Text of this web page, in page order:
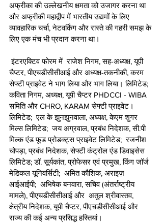
अफ्रीका की उल्लेखनीय क्षमता को उजागर करना था
और अफ्रीकी महाद्वीप में भारतीय उद्यमों के लिए
व्यावहारिक चर्चा, नेटवर्किंग और रास्ते की गहरी समझ के
लिए एक मंच भी प्रदान करना था।
इंटरएक्टिव फोरम में  राजेश निगम, सह-अध्यक्ष, यूपी
चैप्टर, पीएचडीसीसीआई और अध्यक्ष-तकनीकी, करम
सेफ्टी प्राइवेट ने भाग लिया और भाग लिया। लिमिटेड;
कविता निगम, अध्यक्ष, यूपी चैप्टर PHDCCI - WIBA
समिति और CHRO, KARAM सेफ्टी प्राइवेट।
लिमिटेड;  एल के झुनझुनवाला, अध्यक्ष, केएम शुगर
मिल्स लिमिटेड;  जय अग्रवाल, प्रबंध निदेशक, सी.पी
मिल्क एंड फूड प्रोडक्ट्स प्राइवेट लिमिटेड;  रजनीश
चोपड़ा, प्रबंध निदेशक, सेफ्टी कंट्रोल एंड डिवाइसेस
लिमिटेड; डॉ. सूर्यकांत, प्रोफेसर एवं प्रमुख, किंग जॉर्ज
मेडिकल यूनिवर्सिटी;  अमित कौशिक, अराइज़
आईआईपी;  अभिषेक बनवारा, सचिव (अंतर्राष्ट्रीय
मामले), पीएचडीसीसीआई और  अतुल श्रीवास्तव,
क्षेत्रीय निदेशक, यूपी चैप्टर, पीएचडीसीसीआई और
राज्य की कई अन्य प्रसिद्ध हस्तियां।